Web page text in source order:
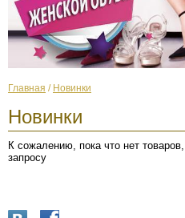
Главная / Новинки
Новинки
К сожалению, пока что нет
запросу